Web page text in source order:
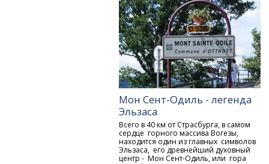
Мон Сент-Одиль - легенда
Эльзаса
Всего в 40 км от Страсбурга, в самом
сердце горного массива Вогезы,
находится один из главных символов
Эльзаса, его древнейший духовный
центр - Мон Сент-Одиль, или гора